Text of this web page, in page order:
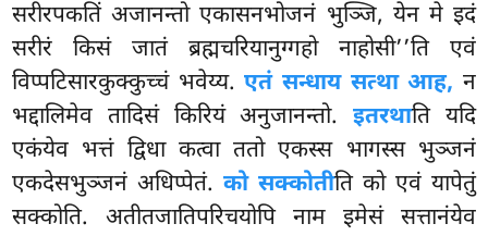
सरीरपकतिं अजानन्तो एकासनभोजनं भुञ्जि, येन मे इदं
सरीरं किसं जातं ब्रह्मचरियानुग्गहो नाहोसी’’ति एवं
विप्पटिसारकुक्कुच्चं भवेय्य.एतं सन्धाय सत्था आह, न
भद्दालिमेव तादिसं किरियं अनुजानन्तो.इतरथाति यदि
एकंयेव भत्तं द्विधा कत्वा ततो एकस्स भागस्स भुञ्जनं
एकदेसभुञ्जनं अधिप्पेतं.को सक्कोतीति को एवं यापेतुं
सक्कोति. अतीतजातिपरिचयोपि नाम इमेसं सत्तानंयेव